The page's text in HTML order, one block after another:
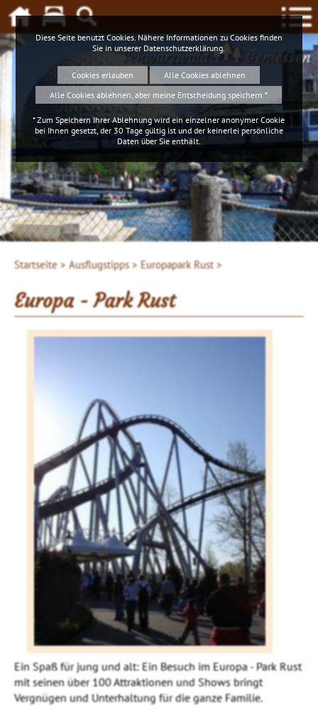
Schwarzwald Geniessen
Startseite > Ausflugstipps > Europapark Rust >
Europa - Park Rust
Ein Spaß für jung und alt: Ein Besuch im Europa - Park Rust
mit seinen über 100 Attraktionen und Shows bringt
Vergnügen und Unterhaltung für die ganze Familie.
Diese Seite benutzt Cookies. Nähere Informationen zu Cookies finden
Sie in unserer Datenschutzerklärung
Cookies erlauben
Alle Cookies ablehnen
Alle Cookies ablehnen, aber meine Entscheidung speichern *
* Zum Speichern Ihrer Ablehnung wird ein einzelner anonymer Cookie
bei Ihnen gesetzt, der 30 Tage gültig ist und der keinerlei persönliche
Daten über Sie enthält.